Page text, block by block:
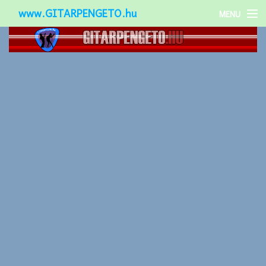
www.GITARPENGETO.hu MENU
Népszerű-